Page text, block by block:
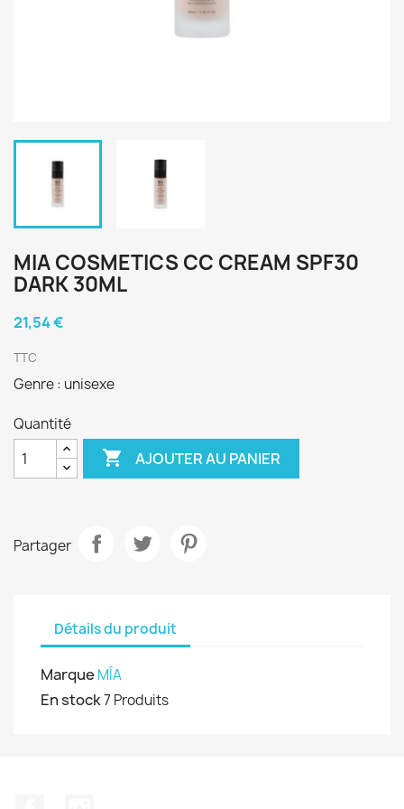
MIA COSMETICS CC CREAM SPF30
DARK 30ML
21,54 €
TTC
Genre : unisexe
Quantité
 AJOUTER AU PANIER
Partager
Détails du produit
Marque MÍA
En stock7 Produits